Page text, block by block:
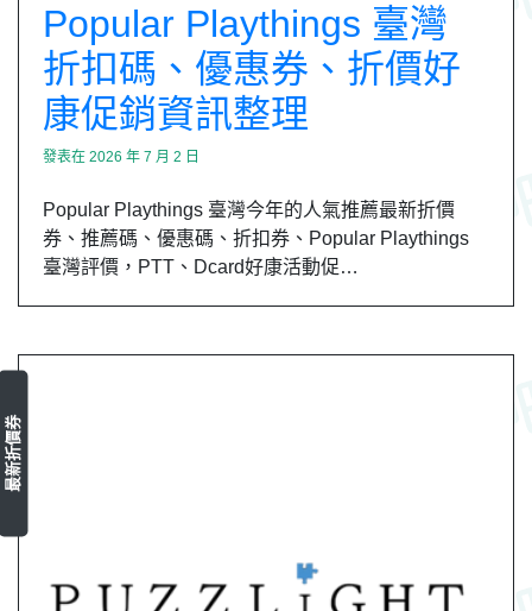
Popular Playthings 臺灣
折扣碼、優惠券、折價好
康促銷資訊整理
發表在 2026 年 7 月 2 日
Popular Playthings 臺灣今年的人氣推薦最新折價
券、推薦碼、優惠碼、折扣券、Popular Playthings
臺灣評價，PTT、Dcard好康活動促…
最新折價券